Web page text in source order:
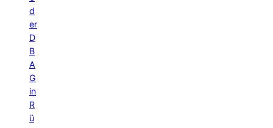
d
er
D
B
A
G
in
R
ü